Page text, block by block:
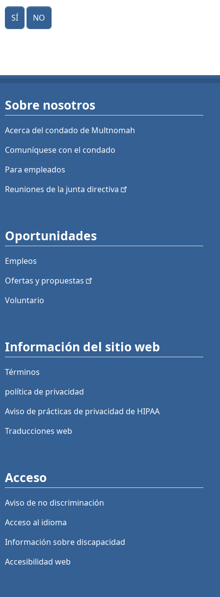
Sí No
Sobre nosotros
Acerca del condado de Multnomah
Comuníquese con el condado
Para empleados
Reuniones de la junta directiva
Oportunidades
Empleos
Ofertas y propuestas
Voluntario
Información del sitio web
Términos
política de privacidad
Aviso de prácticas de privacidad de HIPAA
Traducciones web
Acceso
Aviso de no discriminación
Acceso al idioma
Información sobre discapacidad
Accesibilidad web